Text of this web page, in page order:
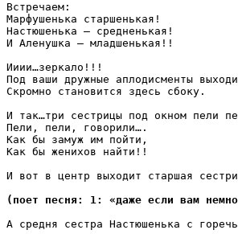
Встречаем:
Марфушенька старшенькая!
Настюшенька – средненькая!
И Аленушка – младшенькая!!
Ииии…зеркало!!!
Под ваши дружные аплодисменты
Скромно становится здесь сбоку.
И так…три сестрицы под окном пели
Пели, пели, говорили….
Как бы замуж им пойти,
Как бы женихов найти!!
И вот в центр выходит старшая
(поет песня: 1: «даже если вам
А средня сестра Настюшенька с